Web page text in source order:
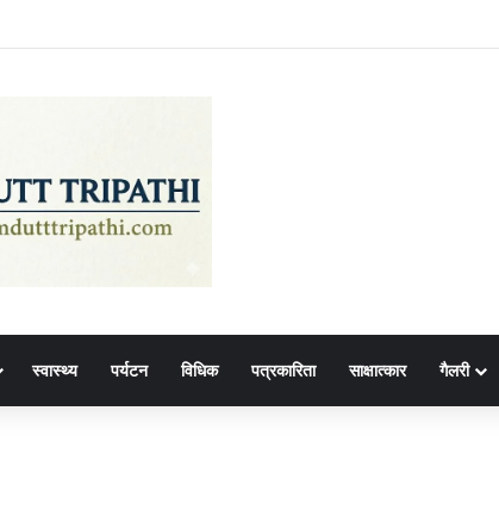
स्वास्थ्य पर्यटन विधिक पत्रकारिता साक्षात्कार गैलरी